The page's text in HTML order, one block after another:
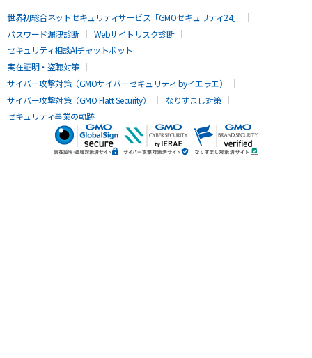
世界初総合ネットセキュリティサービス「GMOセキュリティ24」
パスワード漏洩診断
Webサイトリスク診断
セキュリティ相談AIチャットボット
実在証明・盗聴対策
サイバー攻撃対策（GMOサイバーセキュリティ byイエラエ）
サイバー攻撃対策（GMO Flatt Security）
なりすまし対策
セキュリティ事業の軌跡